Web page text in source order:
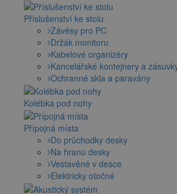
Příslušenství ke stolu
Závěsy pro PC
Držák monitoru
Kabelové organizéry
Kancelářské kontejnery a
Ochranné skla a paravány
Kolébka pod nohy
Přípojná místa
Do průchodky desky
Na hranu desky
Vestavěné v desce
Elektricky otočné